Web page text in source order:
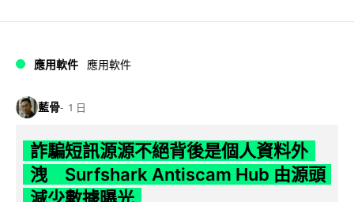
應用軟件 應用軟件
藍骨 1 日
詐騙短訊源源不絕背後是個人資料外
洩 Surfshark Antiscam Hub 由源頭
減少數據曝光